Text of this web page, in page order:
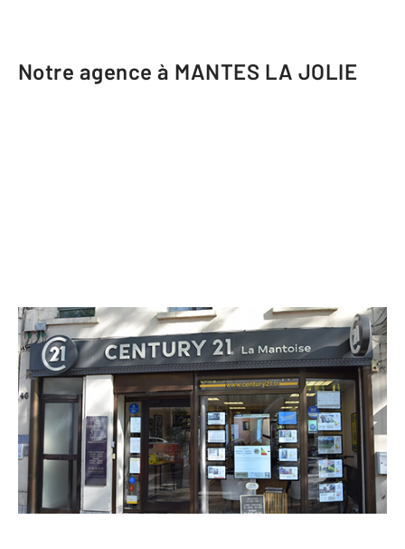
Notre agence à MANTES LA JOLIE
CENTURY 21 La Mantoise
46 avenue de la République
MANTES LA JOLIE - 78200
Envoyer un message
Téléphoner à l'agence